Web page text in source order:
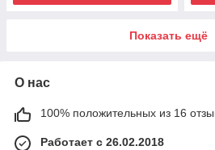
Показать ещё
О нас
100% положительных из 16
Работает с 26.02.2018